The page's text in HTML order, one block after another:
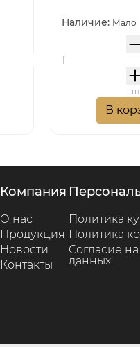
Наличие: Мало
шт
В
компания
О нас
Продукция
Новости
Контакты
Политика
Политика
Согласие
данных